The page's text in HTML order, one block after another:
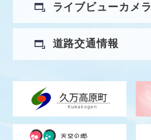
ライブビューカメラ
道路交通情報